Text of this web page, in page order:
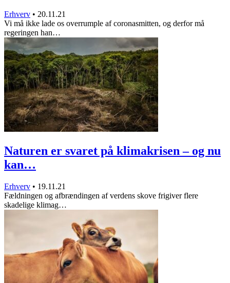
Erhverv • 20.11.21
Vi må ikke lade os overrumple af coronasmitten, og derfor må
regeringen han…
Naturen er svaret på klimakrisen – og nu
kan…
Erhverv • 19.11.21
Fældningen og afbrændingen af verdens skove frigiver flere
skadelige klimag…